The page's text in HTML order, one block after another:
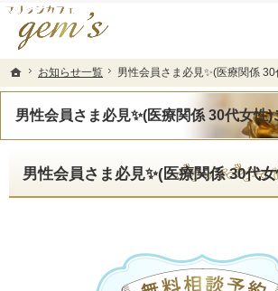
ホーム
お知らせ一覧 男性会員さま必見✨(医療関係
男性会員さま必見✨(医療関係 30代女性)
長崎県の婚活なら結婚相談所のマリッジカフェgem’ｓ（
長崎県長崎市の結婚相談所マリッジカフェgem's(ジェムズ)
男性会員さま必見✨(医療関係 30代
ホーム
お知らせ一覧 男性会員さま必見✨(医療関係